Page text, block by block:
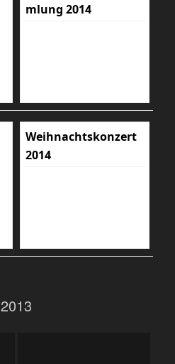
mlung 2014
Weihnachtskonzert
2014
2013